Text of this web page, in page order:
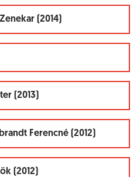
(2014)
(2013)
Ferencné (2012)
(2012)